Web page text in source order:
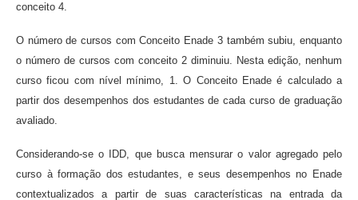
conceito 4.
O número de cursos com Conceito Enade 3 também subiu, enquanto
o número de cursos com conceito 2 diminuiu. Nesta edição, nenhum
curso ficou com nível mínimo, 1. O Conceito Enade é calculado a
partir dos desempenhos dos estudantes de cada curso de graduação
avaliado.
Considerando-se o IDD, que busca mensurar o valor agregado pelo
curso à formação dos estudantes, e seus desempenhos no Enade
contextualizados a partir de suas características na entrada da